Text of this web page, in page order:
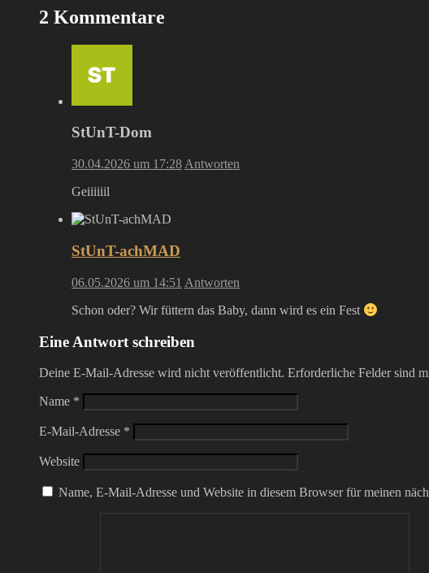
2 Kommentare
StUnT-Dom
30.04.2026 um 17:28 Antworten
Geiiiiiil
StUnT-achMAD
06.05.2026 um 14:51 Antworten
Schon oder? Wir füttern das Baby, dann wird es ein Fest
Eine Antwort schreiben
Deine E-Mail-Adresse wird nicht veröffentlicht. Erforderliche Felder sind
Name *
E-Mail-Adresse *
Website
Name, E-Mail-Adresse und Website in diesem Browser für meinen